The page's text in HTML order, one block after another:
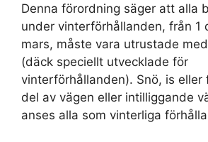
Denna förordning säger att alla
under vinterförhållanden, från 1
mars, måste vara utrustade
(däck speciellt utvecklade för
vinterförhållanden). Snö, is eller
del av vägen eller intilliggande
anses alla som vinterliga